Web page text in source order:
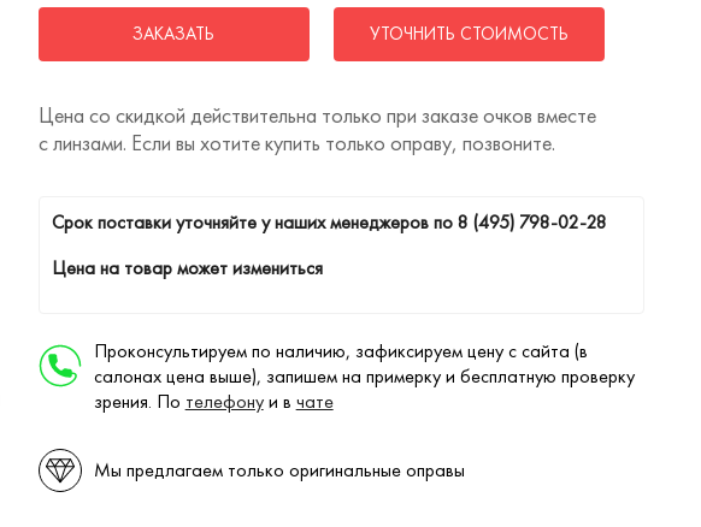
ЗАКАЗАТЬ УТОЧНИТЬ СТОИМОСТЬ
Цена со скидкой действительна только при заказе очков вместе
с линзами. Если вы хотите купить только оправу, позвоните.
Cрок поставки уточняйте у наших менеджеров по8 (495) 798-02-28
Цена на товар может измениться
Проконсультируем по наличию, зафиксируем цену с сайта (в
салонах цена выше), запишем на примерку и бесплатную проверку
зрения. По телефонуи в чате
Мы предлагаем только оригинальные оправы